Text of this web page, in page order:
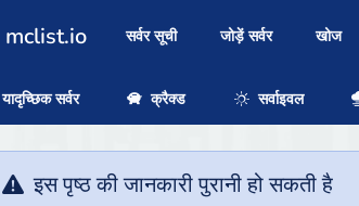
mclist.io सर्वर सूची जोड़ें सर्वर खोज
यादृच्छिक सर्वर क्रैक्ड सर्वाइवल
इस पृष्ठ की जानकारी पुरानी हो सकती है